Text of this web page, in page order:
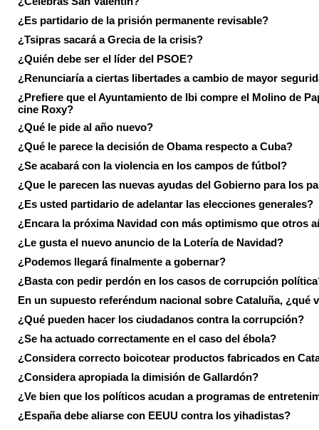
¿Es partidario de la prisión permanente revisable?
¿Tsipras sacará a Grecia de la crisis?
¿Quién debe ser el líder del PSOE?
¿Renunciaría a ciertas libertades a cambio de mayor
¿Prefiere que el Ayuntamiento de Ibi compre el Molino de
cine Roxy?
¿Qué le pide al año nuevo?
¿Qué le parece la decisión de Obama respecto a Cuba?
¿Se acabará con la violencia en los campos de fútbol?
¿Que le parecen las nuevas ayudas del Gobierno para los
¿Es usted partidario de adelantar las elecciones generales?
¿Encara la próxima Navidad con más optimismo que otros
¿Le gusta el nuevo anuncio de la Lotería de Navidad?
¿Podemos llegará finalmente a gobernar?
¿Basta con pedir perdón en los casos de corrupción
En un supuesto referéndum nacional sobre Cataluña, ¿qué
¿Qué pueden hacer los ciudadanos contra la corrupción?
¿Se ha actuado correctamente en el caso del ébola?
¿Considera correcto boicotear productos fabricados en
¿Considera apropiada la dimisión de Gallardón?
¿Ve bien que los políticos acudan a programas de
¿España debe aliarse con EEUU contra los yihadistas?